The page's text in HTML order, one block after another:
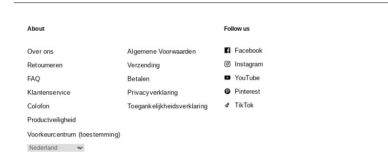
About
Over ons
Algemene Voorwaarden
Retourneren
Verzending
FAQ
Betalen
Klantenservice
Privacyverklaring
Colofon
Toegankelijkheidsverklaring
Productveiligheid
Voorkeurcentrum (toestemming)
Follow us
Facebook
Instagram
YouTube
Pinterest
TikTok